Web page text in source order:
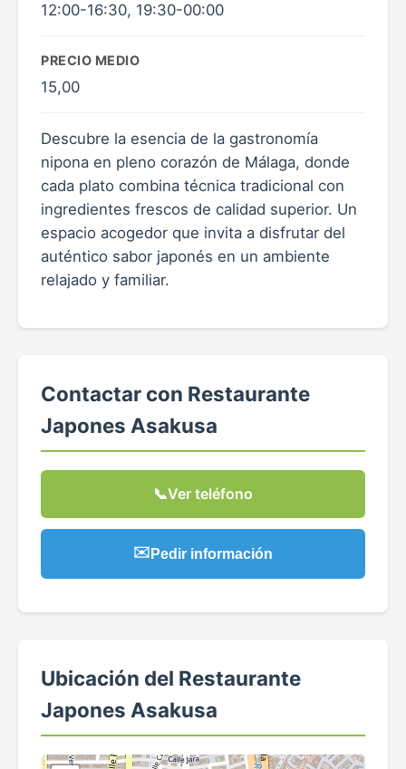
12:00-16:30, 19:30-00:00
PRECIO MEDIO
15,00
Descubre la esencia de la gastronomía
nipona en pleno corazón de Málaga, donde
cada plato combina técnica tradicional con
ingredientes frescos de calidad superior. Un
espacio acogedor que invita a disfrutar del
auténtico sabor japonés en un ambiente
relajado y familiar.
Contactar con Restaurante
Japones Asakusa
📞Ver teléfono
✉️ Pedir información
Ubicación del Restaurante
Japones Asakusa